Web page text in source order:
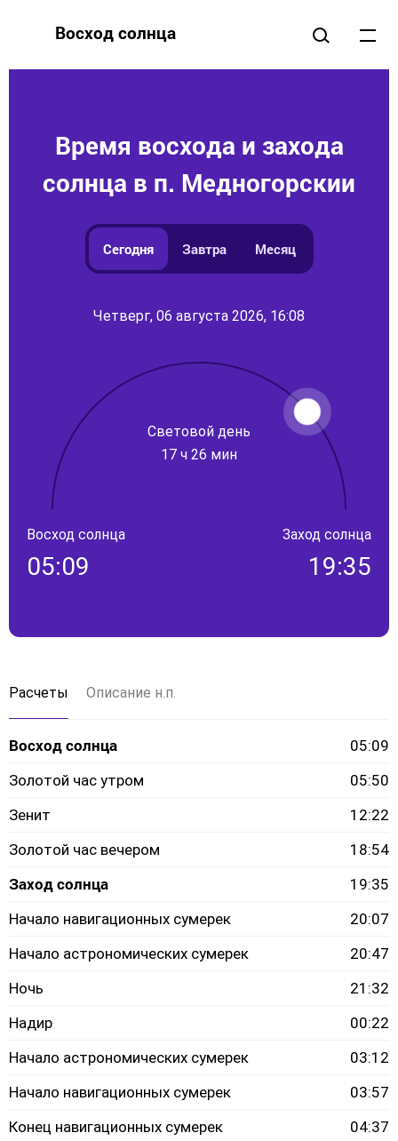
Восход солнца
Время восхода и захода
солнца в п. Медногорскии
Сегодня Завтра Месяц
Четверг, 06 августа 2026, 16:08
Световой день
17 ч 26 мин
Восход солнца
05:09
Заход солнца
19:35
Расчеты Описание н.п.
Восход солнца
05:09
Золотой час утром
05:50
Зенит
12:22
Золотой час вечером
18:54
Заход солнца
19:35
Начало навигационных сумерек
20:07
Начало астрономических сумерек
20:47
Ночь
21:32
Надир
00:22
Начало астрономических сумерек
03:12
Начало навигационных сумерек
03:57
Конец навигационных сумерек
04:37